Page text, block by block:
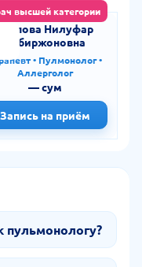
высшей категории
Гаипова Нилуфар
Собиржоновна
• Пулмонолог •
Аллерголог
— сум
Запись на приём
пульмонологу?